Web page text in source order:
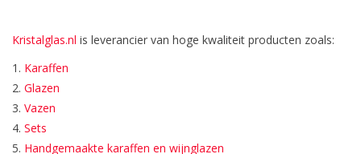
Kristalglas.nl is leverancier van hoge kwaliteit producten zoals:
1. Karaffen
2. Glazen
3. Vazen
4. Sets
5. Handgemaakte karaffen en wijnglazen